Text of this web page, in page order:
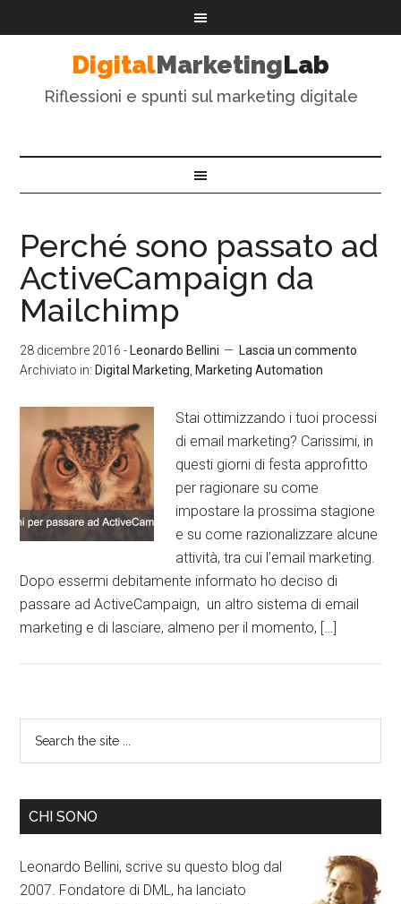
DigitalMarketingLab
Riflessioni e spunti sul marketing digitale
Perché sono passato ad
ActiveCampaign da
Mailchimp
28 dicembre 2016 - Leonardo Bellini
Lascia un commento
Archiviato in: Digital Marketing Marketing Automation
Stai ottimizzando i tuoi processi
di email marketing? Carissimi, in
questi giorni di festa approfitto
per ragionare su come
impostare la prossima stagione
e su come razionalizzare alcune
attività, tra cui l’email marketing.
Dopo essermi debitamente informato ho deciso di
passare ad ActiveCampaign, un altro sistema di email
marketing e di lasciare, almeno per il momento, […]
CHI SONO
Leonardo Bellini, scrive su questo blog dal
2007. Fondatore di DML, ha lanciato